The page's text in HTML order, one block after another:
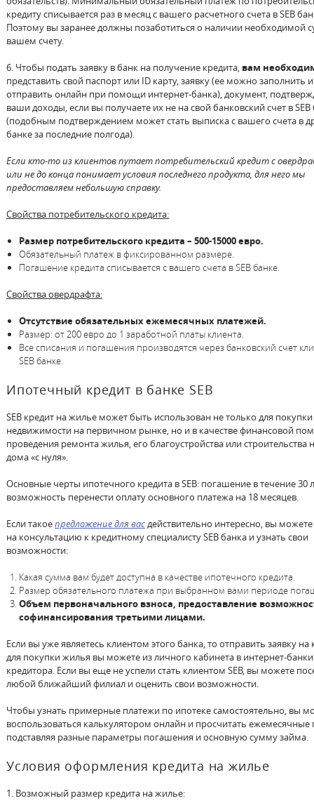
кредиту списывается раз в месяц с вашего расчетного счета в SEB
Поэтому вы заранее должны позаботиться о наличии необходимой
вашем счету.
6. Чтобы подать заявку в банк на получение кредита, вам
представить свой паспорт или ID карту, заявку (ее можно заполнить и
отправить онлайн при помощи интернет-банка), документ,
ваши доходы, если вы получаете их не на свой банковский счет в SEB
(подобным подтверждением может стать выписка с вашего счета в
банке за последние полгода).
Если кто-то из клиентов путает потребительский кредит с
или не до конца понимает условия последнего продукта, для него мы
предоставляем небольшую справку.
Свойства потребительского кредита:
Размер потребительского кредита – 500-15000 евро.
Обязательный платеж в фиксированном размере.
Погашение кредита списывается с вашего счета в SEB банке.
Свойства овердрафта:
Отсутствие обязательных ежемесячных платежей.
Размер: от 200 евро до 1 заработной платы клиента.
Все списания и погашения производятся через банковский счет
SEB банке.
Ипотечный кредит в банке SEB
SEB кредит на жилье может быть использован не только для покупки
недвижимости на первичном рынке, но и в качестве финансовой
проведения ремонта жилья, его благоустройства или строительства
дома «с нуля».
Основные черты ипотечного кредита в SEB: погашение в течение 30
возможность перенести оплату основного платежа на 18 месяцев.
Если такоепредложение для вас действительно интересно, вы
на консультацию к кредитному специалисту SEB банка и узнать свои
возможности:
Какая сумма вам будет доступна в качестве ипотечного кредита.
Размер обязательного платежа при выбранном вами периоде
Объем первоначального взноса, предоставление
софинансирования третьими лицами.
Если вы уже являетесь клиентом этого банка, то отправить заявку на
для покупки жилья вы можете из личного кабинета в интернет-
кредитора. Если вы еще не успели стать клиентом SEB, вы можете
любой ближайший филиал и оценить свои возможности.
Чтобы узнать примерные платежи по ипотеке самостоятельно, вы
воспользоваться калькулятором онлайн и просчитать ежемесячные
подставляя разные параметры погашения и основную сумму займа.
Условия оформления кредита на жилье
1. Возможный размер кредита на жилье: